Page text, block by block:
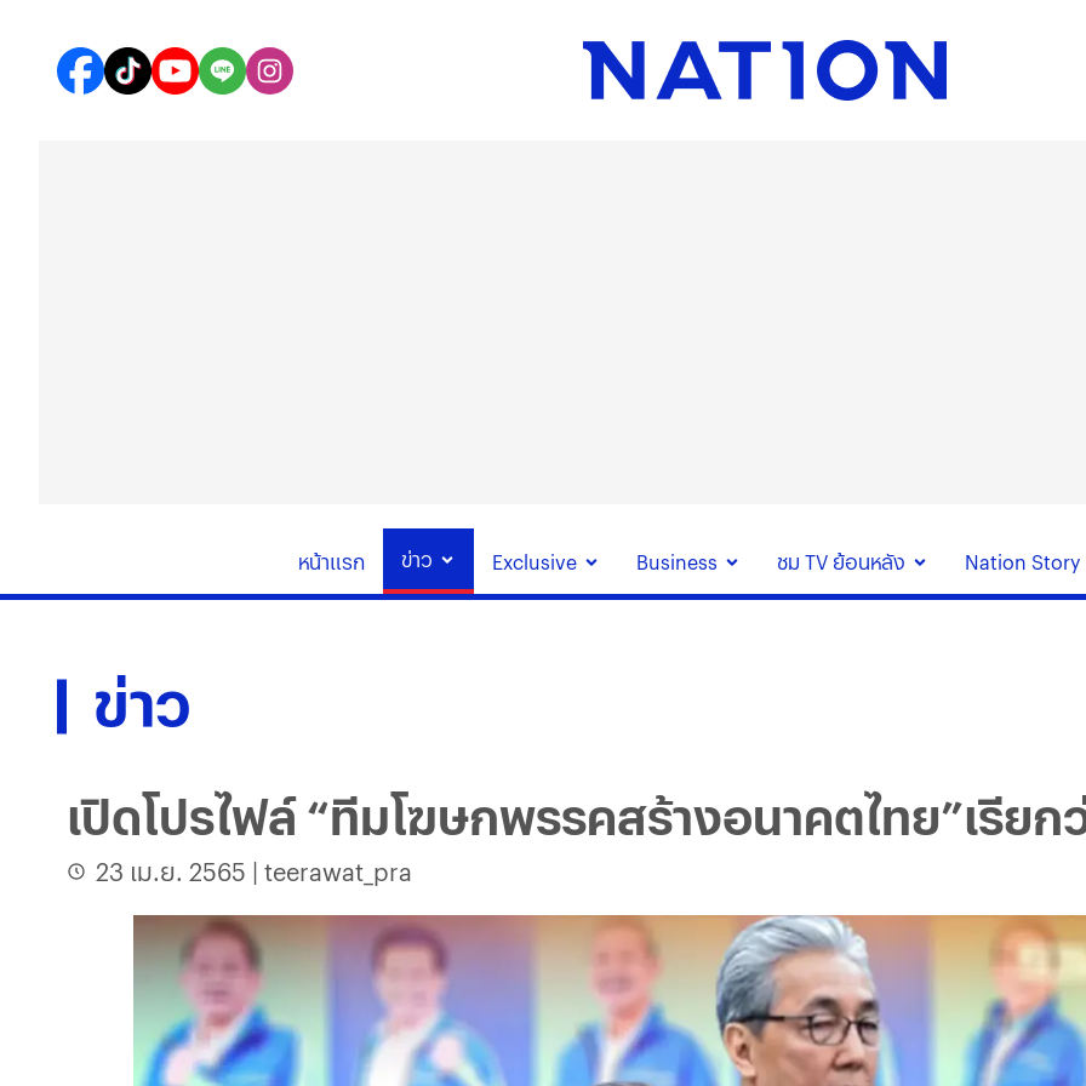
หน้าแรก ข่าว Exclusive Business ชม TV ย้อนหลัง Nation Story
ข่าว
เปิดโปรไฟล์ “ทีมโฆษกพรรคสร้างอนาคตไทย”เรีย
23 เม.ย. 2565 | teerawat_pra